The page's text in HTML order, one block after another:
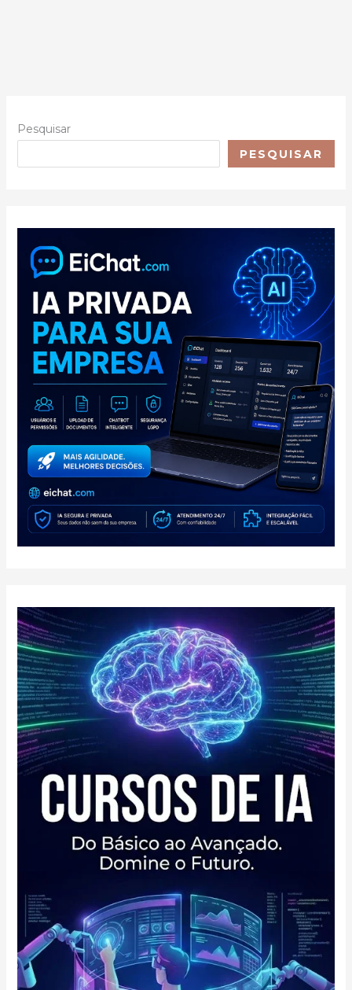
Pesquisar
PESQUISAR